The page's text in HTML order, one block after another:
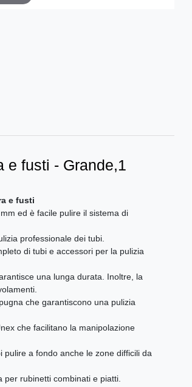
e fusti - Grande,1
e fusti
ed è facile pulire il sistema di
professionale dei tubi.
di tubi e accessori per la pulizia
una lunga durata. Inoltre, la
che garantiscono una pulizia
che facilitano la manipolazione
a fondo anche le zone difficili da
rubinetti combinati e piatti.